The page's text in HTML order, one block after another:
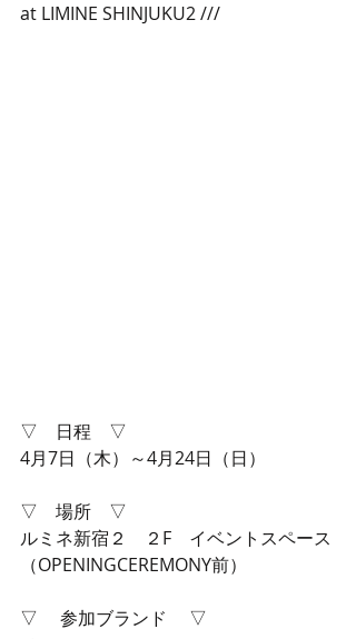
at LIMINE SHINJUKU2 ///
▽　日程　▽
4月7日（木）～4月24日（日）
▽　場所　▽
ルミネ新宿２　２F　イベントスペース
（OPENINGCEREMONY前）
▽ 　参加ブランド　 ▽